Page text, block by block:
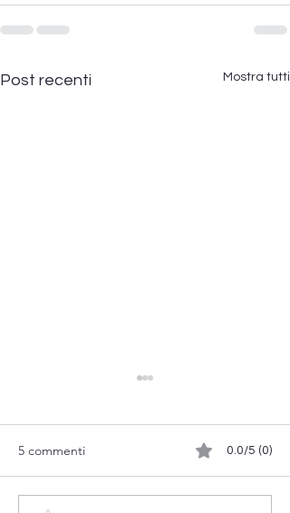
Post recenti Mostra tutti
5 commenti 0.0/5 (0)